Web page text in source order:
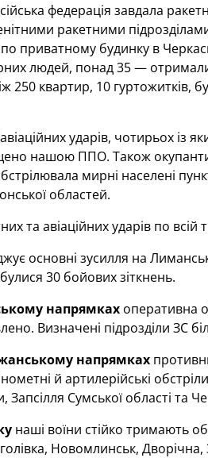
федерація завдала
ракетними
приватному будинку в
людей, понад 35 —
250 квартир, 10 гуртожитків,
ударів, чотирьох
нашою ППО. Також окупанти
мирні населені
областей.
та авіаційних ударів по
основні зусилля на
30 бойових зіткнень.
напрямкахоперативна
Визначені підрозділи ЗС
напрямках
й артилерійські
Запсілля Сумської області та
наші воїни стійко тримають
Новомлинськ, Дворічна,